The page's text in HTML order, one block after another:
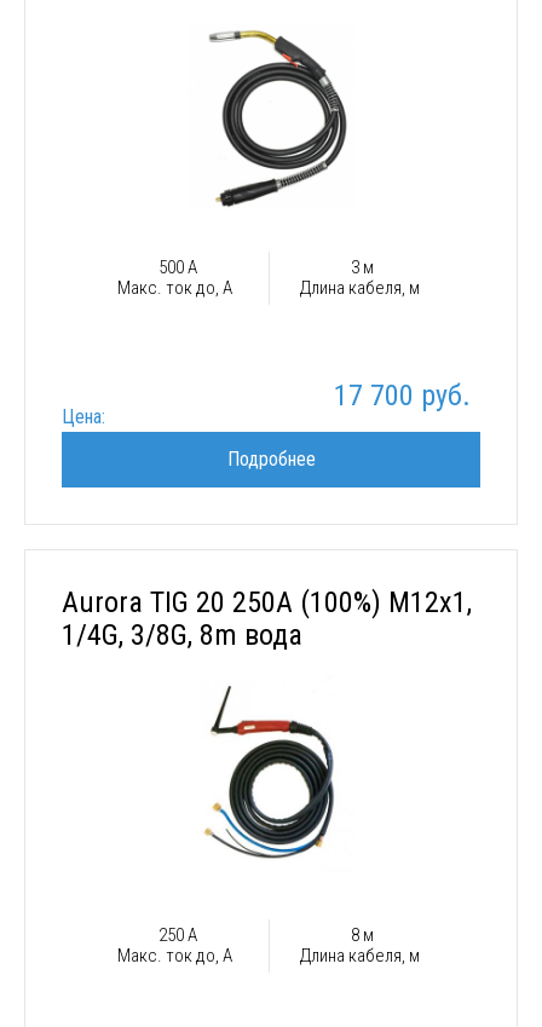
500 А
Макс. ток до, А
3 м
Длина кабеля, м
Цена:
17 700 руб.
Подробнее
Aurora TIG 20 250A (100%) M12x1,
1/4G, 3/8G, 8m вода
250 А
Макс. ток до, А
8 м
Длина кабеля, м